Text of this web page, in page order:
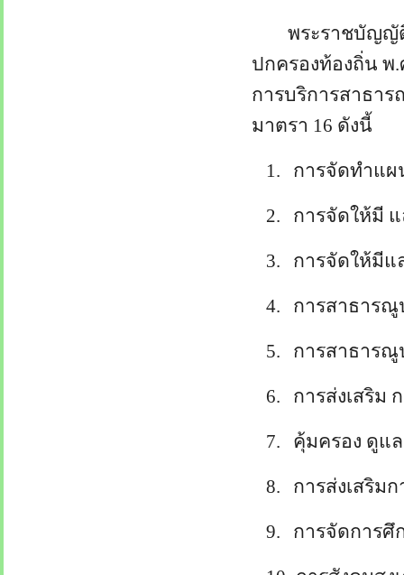
พระราชบัญญั
ปกครองท้องถิ่น พ
การบริการสาธา
มาตรา 16 ดังนี้
1. การจัดทำแ
2. การจัดให้มี
3. การจัดให้มีแ
4. การสาธารณู
5. การสาธารณู
6. การส่งเสริม
7. คุ้มครอง ดูแ
8. การส่งเสริม
9. การจัดการศึ